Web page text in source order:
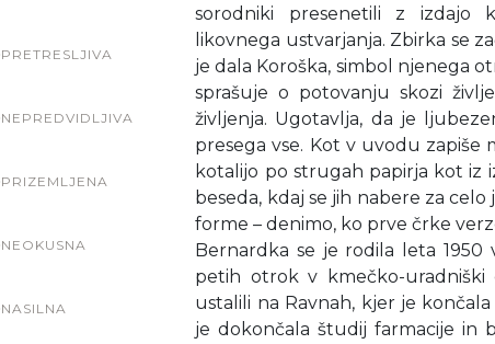
PRETRESLJIVA
NEPREDVIDLJIVA
PRIZEMLJENA
NEOKUSNA
NASILNA
sorodniki presenetili z izdajo
likovnega ustvarjanja. Zbirka se
je dala Koroška, simbol njenega
sprašuje o potovanju skozi
življenja. Ugotavlja, da je
presega vse. Kot v uvodu zapiše
kotalijo po strugah papirja kot iz
beseda, kdaj se jih nabere za
forme – denimo, ko prve črke
Bernardka se je rodila leta
petih otrok v kmečko-uradniški
ustalili na Ravnah, kjer je
je dokončala študij farmacije in